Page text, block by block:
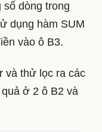
số dòng trong
dụng hàm SUM
vào ô B3.
và thử lọc ra các
ở 2 ô B2 và